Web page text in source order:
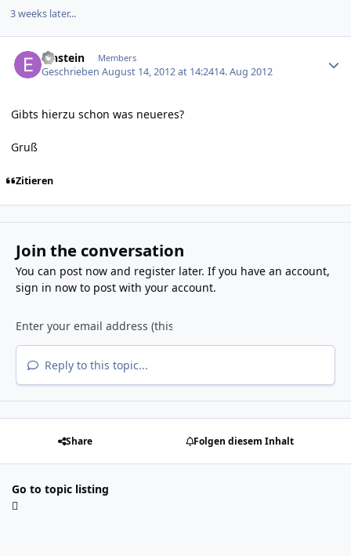
3 weeks later...
Einstein Members
GeschriebenAugust 14, 2012 at 14:2414. Aug 2012
Gibts hierzu schon was neueres?
Gruß
Zitieren
Join the conversation
You can post now and register later. If you have an account,
sign in nowto post with your account.
Reply to this topic...
Share Folgen diesem Inhalt
Go to topic listing